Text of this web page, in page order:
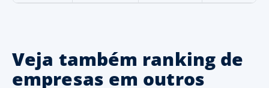
Veja também ranking de
empresas em outros